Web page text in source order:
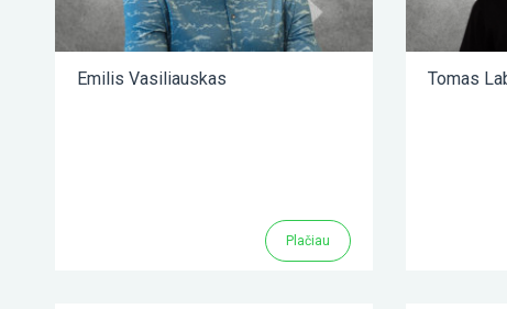
Emilis Vasiliauskas
Plačiau
Tomas